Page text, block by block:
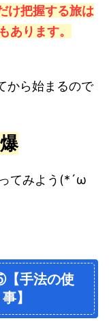
け把握する旅は
あります。
ら始まるので
てみよう(*´ω
【手法の使
】